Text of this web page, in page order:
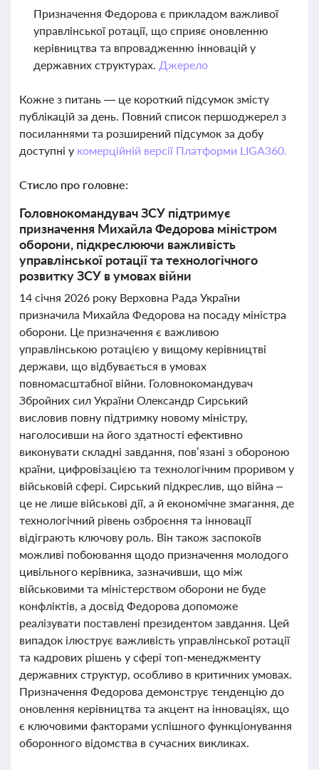
Призначення Федорова є прикладом важливої
управлінської ротації, що сприяє оновленню
керівництва та впровадженню інновацій у
державних структурах. Джерело
Кожне з питань — це короткий підсумок змісту
публікацій за день. Повний список першоджерел з
посиланнями та розширений підсумок за добу
доступні у комерційній версії Платформи LIGA360.
Стисло про головне:
Головнокомандувач ЗСУ підтримує
призначення Михайла Федорова міністром
оборони, підкреслюючи важливість
управлінської ротації та технологічного
розвитку ЗСУ в умовах війни
14 січня 2026 року Верховна Рада України
призначила Михайла Федорова на посаду міністра
оборони. Це призначення є важливою
управлінською ротацією у вищому керівництві
держави, що відбувається в умовах
повномасштабної війни. Головнокомандувач
Збройних сил України Олександр Сирський
висловив повну підтримку новому міністру,
наголосивши на його здатності ефективно
виконувати складні завдання, пов’язані з обороною
країни, цифровізацією та технологічним проривом у
військовій сфері. Сирський підкреслив, що війна –
це не лише військові дії, а й економічне змагання, де
технологічний рівень озброєння та інновації
відіграють ключову роль. Він також заспокоїв
можливі побоювання щодо призначення молодого
цивільного керівника, зазначивши, що між
військовими та міністерством оборони не буде
конфліктів, а досвід Федорова допоможе
реалізувати поставлені президентом завдання. Цей
випадок ілюструє важливість управлінської ротації
та кадрових рішень у сфері топ-менеджменту
державних структур, особливо в критичних умовах.
Призначення Федорова демонструє тенденцію до
оновлення керівництва та акцент на інноваціях, що
є ключовими факторами успішного функціонування
оборонного відомства в сучасних викликах.